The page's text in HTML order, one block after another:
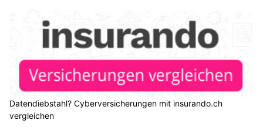
Datendiebstahl? Cyberversicherungen mit insurando.ch
vergleichen